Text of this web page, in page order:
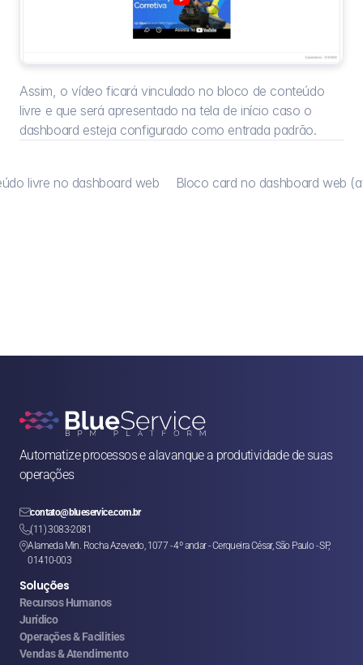
Assim, o vídeo ficará vinculado no bloco de conteúdo
livre e que será apresentado na tela de início caso o
dashboard esteja configurado como entrada padrão.
livre no dashboard web Bloco card no dashboard web
Automatize processos e alavanque a produtividade de suas
operações
contato@blueservice.com.br
(11) 3083-2081
Alameda Min. Rocha Azevedo, 1077 - 4º andar - Cerqueira César, São Paulo - SP,
01410-003
Soluções
Recursos Humanos
Jurídico
Operações & Facilities
Vendas & Atendimento